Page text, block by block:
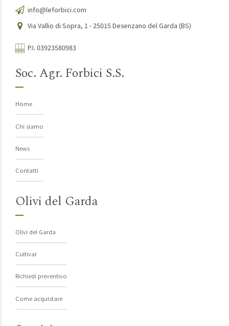
info@leforbici.com
Via Vallio di Sopra, 1 - 25015 Desenzano del Garda (BS)
P.I. 03923580983
Soc. Agr. Forbici S.S.
Home
Chi siamo
News
Contatti
Olivi del Garda
Olivi del Garda
Cultivar
Richiedi preventivo
Come acquistare